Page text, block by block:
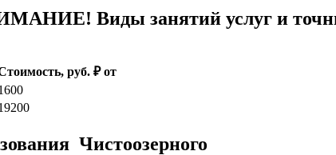
Виды занятий услуг и
руб. ₽ от
Чистоозерного